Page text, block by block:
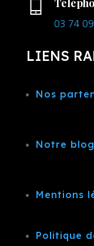
03 74
LIENS
Nos
Notre blog
Mentions
Politique